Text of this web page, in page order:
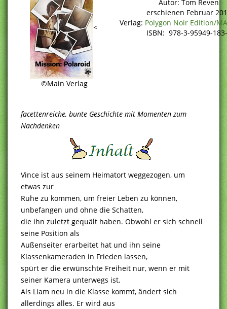
<
©Main Verlag
Autor: Tom Reven
erschienen Februar
Verlag: Polygon Noir Edition/
ISBN: 978-3-95949-
facettenreiche, bunte Geschichte mit Momenten zum
Nachdenken
Vince ist aus seinem Heimatort weggezogen, um
etwas zur
Ruhe zu kommen, um freier Leben zu können,
unbefangen und ohne die Schatten,
die ihn zuletzt gequält haben. Obwohl er sich schnell
seine Position als
Außenseiter erarbeitet hat und ihn seine
Klassenkameraden in Frieden lassen,
spürt er die erwünschte Freiheit nur, wenn er mit
seiner Kamera unterwegs ist.
Als Liam neu in die Klasse kommt, ändert sich
allerdings alles. Er wird aus